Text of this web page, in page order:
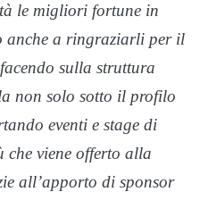
le migliori fortune in
anche a ringraziarli per il
sulla struttura
non solo sotto il profilo
eventi e stage di
viene offerto alla
all’apporto di sponsor